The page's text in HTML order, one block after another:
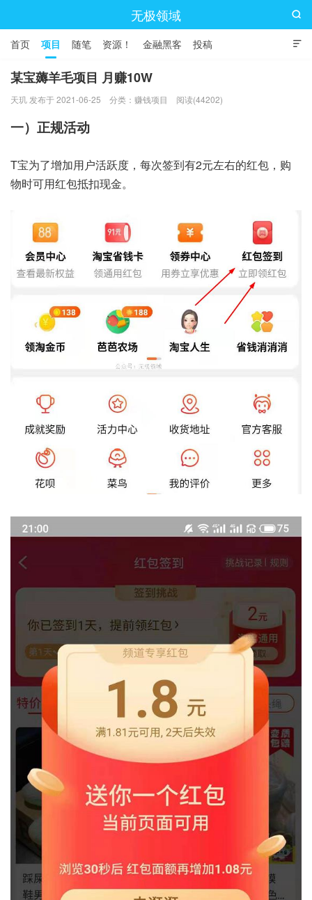
无极领域

首页 项目 随笔 资源！ 金融黑客 投稿

某宝薅羊毛项目 月赚10W
天玑 发布于 2021-06-25 分类： 赚钱项目 阅读(44202)
一）正规活动
T宝为了增加用户活跃度，每次签到有2元左右的红包，购
物时可用红包抵扣现金。